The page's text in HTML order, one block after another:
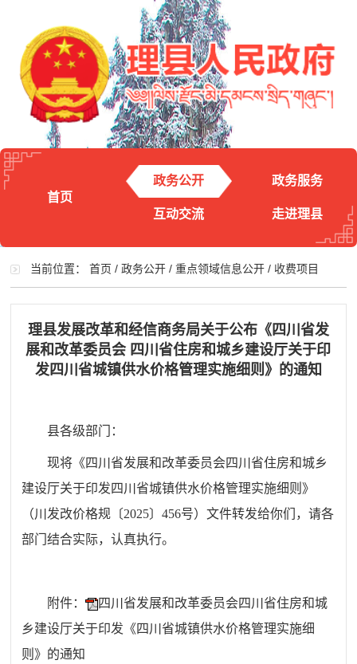
首页
政务公开 政务服务
互动交流 走进理县
当前位置：首页 /政务公开 /重点领域信息公开 / 收费项目
理县发展改革和经信商务局关于公布《四川省发
展和改革委员会 四川省住房和城乡建设厅关于印
发四川省城镇供水价格管理实施细则》的通知
县各级部门 ：
现将《四川省发展和改革委员会四川省住房和城乡
建设厅关于印发四川省城镇供水价格管理实施细则》
（川发改价格规〔2025〕456号）文件转发给你们 ，请各
部门结合实际，认真执行。
附件：
四川省发展和改革委员会四川省住房和城
乡建设厅关于印发《四川省城镇供水价格管理实施细
则》的通知